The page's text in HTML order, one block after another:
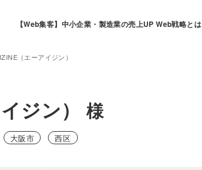
【Web集客】中小企業・製造業の売上UP Web戦略とは
（エーアイジン）
ジン） 様
大阪市 西区